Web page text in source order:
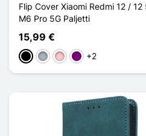
Flip Cover Xiaomi Redmi 12 / 12
M6 Pro 5G Paljetti
15,99 €
MustaHarmaa
PinkkiViolet+2